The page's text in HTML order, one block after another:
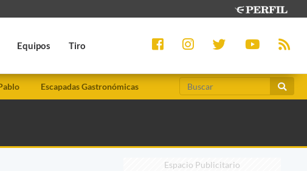
Equipos Tiro
Escapadas Gastronómicas
Espacio Publicitario